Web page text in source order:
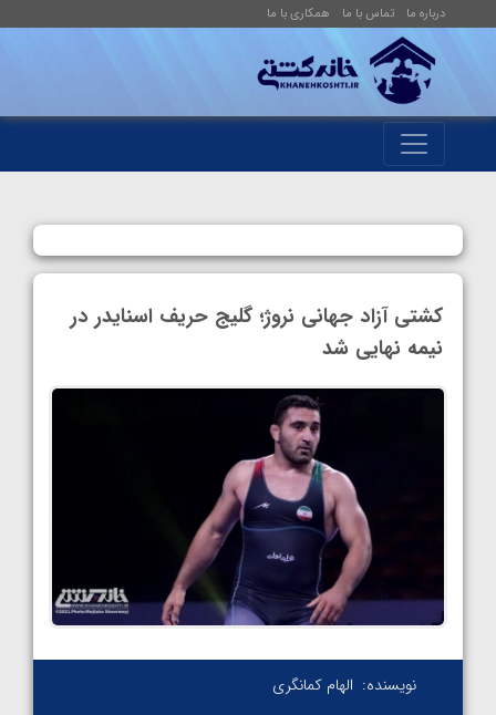
درباره ما تماس با ما همکاری با ما
کشتی آزاد جهانی نروژ؛ گلیج حریف اسنایدر در
نیمه نهایی شد
نویسنده: الهام کمانگری